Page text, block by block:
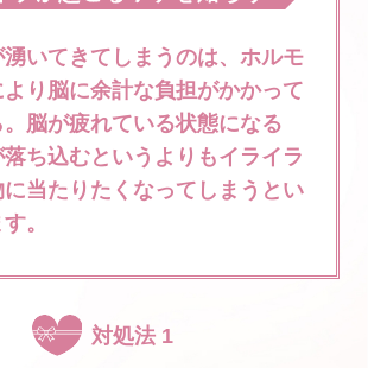
いてきてしまうのは、ホルモ
り脳に余計な負担がかかって
脳が疲れている状態になる
落ち込むというよりもイライラ
に当たりたくなってしまうとい
。
対処法 1